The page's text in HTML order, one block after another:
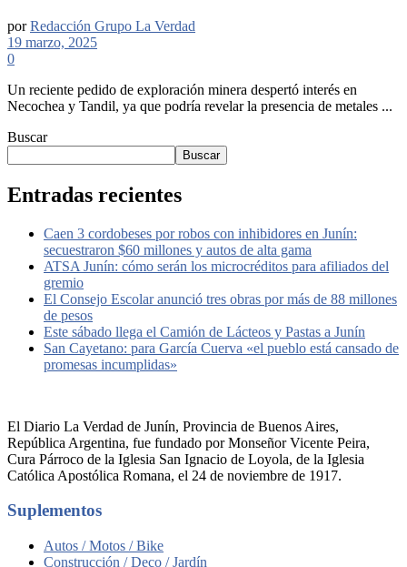
por Redacción Grupo La Verdad
19 marzo, 2025
0
Un reciente pedido de exploración minera despertó interés en
Necochea y Tandil, ya que podría revelar la presencia de metales ...
Buscar
Buscar
Entradas recientes
Caen 3 cordobeses por robos con inhibidores en Junín:
secuestraron $60 millones y autos de alta gama
ATSA Junín: cómo serán los microcréditos para afiliados del
gremio
El Consejo Escolar anunció tres obras por más de 88 millones
de pesos
Este sábado llega el Camión de Lácteos y Pastas a Junín
San Cayetano: para García Cuerva «el pueblo está cansado de
promesas incumplidas»
El Diario La Verdad de Junín, Provincia de Buenos Aires,
República Argentina, fue fundado por Monseñor Vicente Peira,
Cura Párroco de la Iglesia San Ignacio de Loyola, de la Iglesia
Católica Apostólica Romana, el 24 de noviembre de 1917.
Suplementos
Autos / Motos / Bike
Construcción / Deco / Jardín